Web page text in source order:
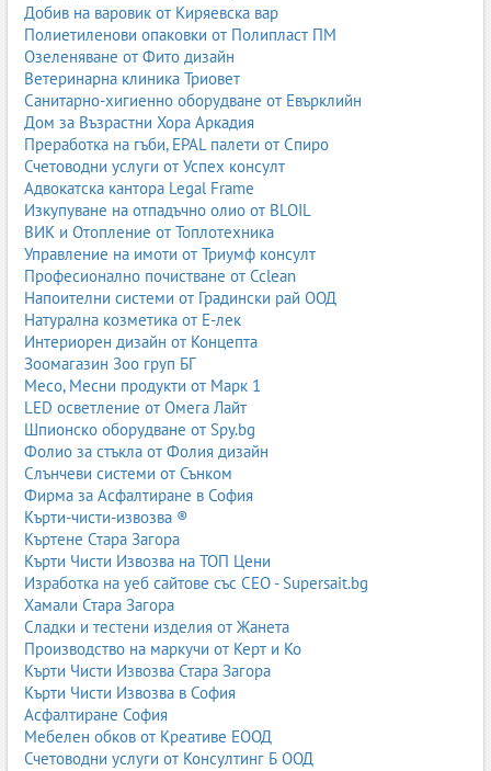
Добив на варовик от Киряевска вар
Полиетиленови опаковки от Полипласт ПМ
Озеленяване от Фито дизайн
Ветеринарна клиника Триовет
Санитарно-хигиенно оборудване от Евърклийн
Дом за Възрастни Хора Аркадия
Преработка на гъби, EPAL палети от Спиро
Счетоводни услуги от Успех консулт
Адвокатска кантора Legal Frame
Изкупуване на отпадъчно олио от BLOIL
ВИК и Отопление от Топлотехника
Управление на имоти от Триумф консулт
Професионално почистване от Cclean
Напоителни системи от Градински рай ООД
Натурална козметика от Е-лек
Интериорен дизайн от Концепта
Зоомагазин Зоо груп БГ
Месо, Месни продукти от Марк 1
LED осветление от Омега Лайт
Шпионско оборудване от Spy.bg
Фолио за стъкла от Фолия дизайн
Слънчеви системи от Сънком
Фирма за Асфалтиране в София
Кърти-чисти-извозва ®
Къртене Стара Загора
Кърти Чисти Извозва на ТОП Цени
Изработка на уеб сайтове със СЕО - Supersait.bg
Хамали Стара Загора
Сладки и тестени изделия от Жанета
Производство на маркучи от Керт и Ко
Кърти Чисти Извозва Стара Загора
Кърти Чисти Извозва в София
Асфалтиране София
Мебелен обков от Креативе ЕООД
Счетоводни услуги от Консултинг Б ООД